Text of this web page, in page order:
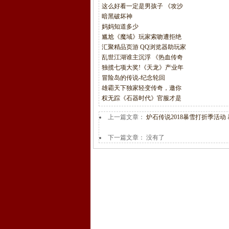
这么好看一定是男孩子 《攻沙
暗黑破坏神
妈妈知道多少
尴尬《魔域》玩家索吻遭拒绝
汇聚精品页游 QQ浏览器助玩家
乱世江湖谁主沉浮 《热血传奇
独揽七项大奖!《天龙》产业年
冒险岛的传说-纪念轮回
雄霸天下独家轻变传奇，邀你
权无踪《石器时代》官服才是
上一篇文章： 炉石传说2018暴雪打折季活动
下一篇文章： 没有了